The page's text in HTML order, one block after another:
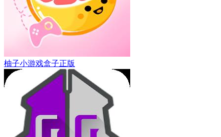
柚子小游戏盒子正版